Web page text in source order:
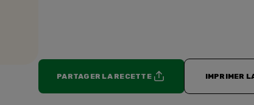
PARTAGER LA RECETTE IMPRIMER